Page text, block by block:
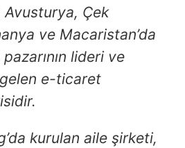
Çek
ve Macaristan’da
lideri ve
gelen e-ticaret
kurulan aile şirketi,